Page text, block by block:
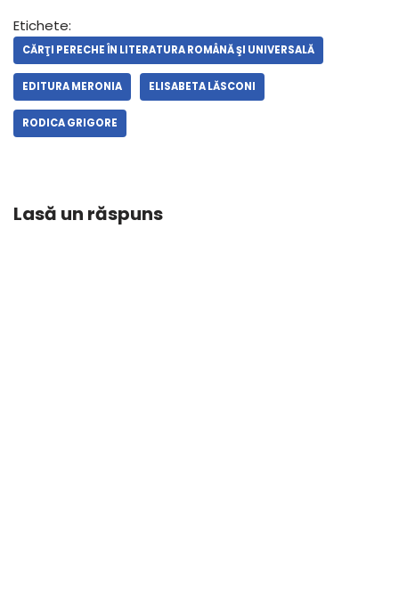
Etichete:
CĂRŢI PERECHE ÎN LITERATURA ROMÂNĂ ŞI UNIVERSALĂ
EDITURA MERONIA ELISABETA LĂSCONI
RODICA GRIGORE
Lasă un răspuns